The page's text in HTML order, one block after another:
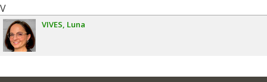
V
VIVES Luna